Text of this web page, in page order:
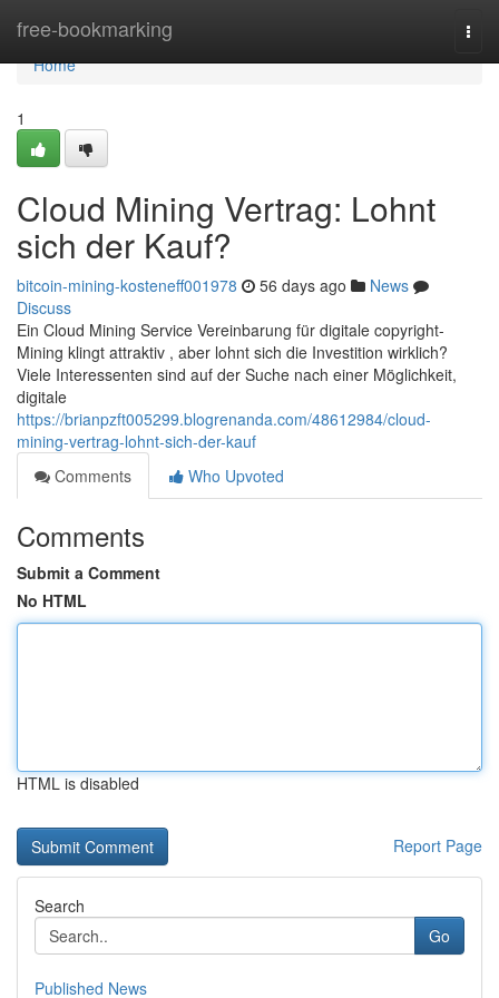
free-bookmarking
Home
Home
1
Cloud Mining Vertrag: Lohnt
sich der Kauf?
bitcoin-mining-kosteneff001978 56 days ago
News
Discuss
Ein Cloud Mining Service Vereinbarung für digitale copyright-
Mining klingt attraktiv , aber lohnt sich die Investition wirklich?
Viele Interessenten sind auf der Suche nach einer Möglichkeit,
digitale
https://brianpzft005299.blogrenanda.com/48612984/cloud-
mining-vertrag-lohnt-sich-der-kauf
Comments
Who Upvoted
Comments
Submit a Comment
No HTML
HTML is disabled
Report Page
Search
Go
Published News